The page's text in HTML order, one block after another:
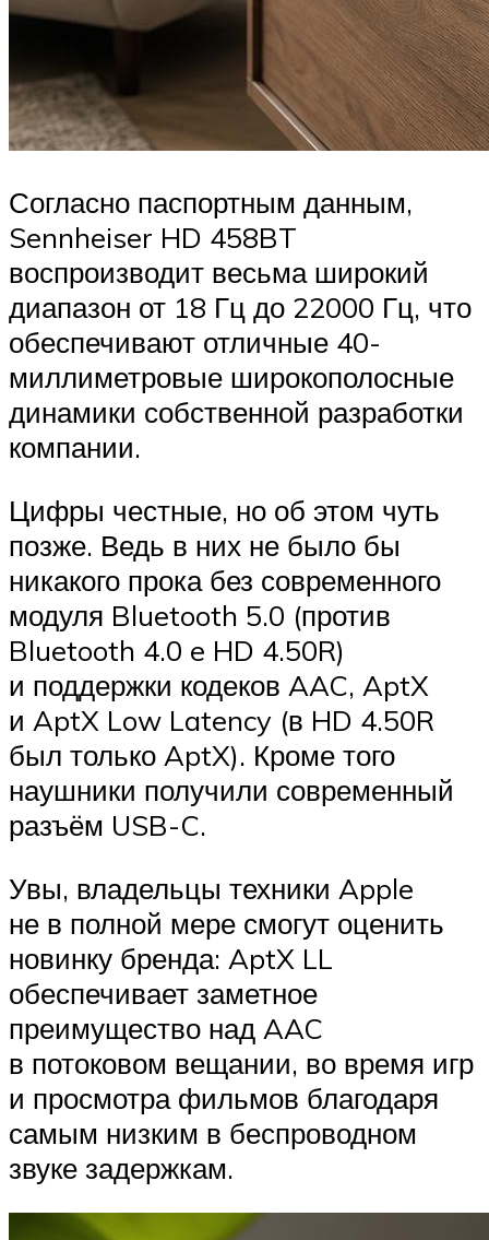
Согласно паспортным данным,
Sennheiser HD 458BT
воспроизводит весьма широкий
диапазон от 18 Гц до 22000 Гц, что
обеспечивают отличные 40-
миллиметровые широкополосные
динамики собственной разработки
компании.
Цифры честные, но об этом чуть
позже. Ведь в них не было бы
никакого прока без современного
модуля Bluetooth 5.0 (против
Bluetooth 4.0 e HD 4.50R)
и поддержки кодеков AAC, AptX
и AptX Low Latency (в HD 4.50R
был только AptX). Кроме того
наушники получили современный
разъём USB-C.
Увы, владельцы техники Apple
не в полной мере смогут оценить
новинку бренда: AptX LL
обеспечивает заметное
преимущество над AAC
в потоковом вещании, во время игр
и просмотра фильмов благодаря
самым низким в беспроводном
звуке задержкам.